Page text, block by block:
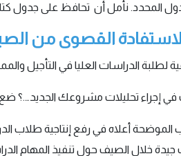
المحدد. نأمل أن تحافظ على جدول
القصوى من
الدراسات العليا في التأجيل
تحليلات مشروعك الجديد….؟ ضع
أعلاه في رفع إنتاجية طلاب
خلال الصيف حول تنفيذ المهام